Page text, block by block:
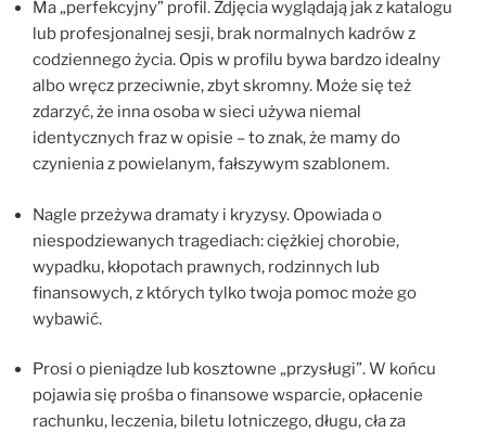
Ma „perfekcyjny” profil. Zdjęcia wyglądają jak z katalogu
lub profesjonalnej sesji, brak normalnych kadrów z
codziennego życia. Opis w profilu bywa bardzo idealny
albo wręcz przeciwnie, zbyt skromny. Może się też
zdarzyć, że inna osoba w sieci używa niemal
identycznych fraz w opisie – to znak, że mamy do
czynienia z powielanym, fałszywym szablonem.
Nagle przeżywa dramaty i kryzysy. Opowiada o
niespodziewanych tragediach: ciężkiej chorobie,
wypadku, kłopotach prawnych, rodzinnych lub
finansowych, z których tylko twoja pomoc może go
wybawić.
Prosi o pieniądze lub kosztowne „przysługi”. W końcu
pojawia się prośba o finansowe wsparcie, opłacenie
rachunku, leczenia, biletu lotniczego, długu, cła za